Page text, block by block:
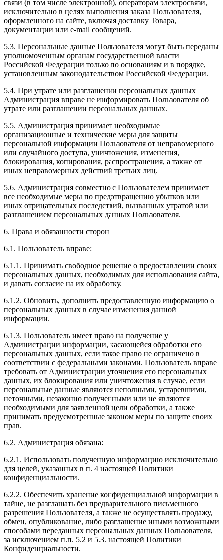
связи (в том числе электронной), операторам электросвязи,
исключительно в целях выполнения заказа Пользователя,
оформленного на сайте, включая доставку Товара,
документации или e-mail сообщений.
5.3. Персональные данные Пользователя могут быть переданы
уполномоченным органам государственной власти
Российской Федерации только по основаниям и в порядке,
установленным законодательством Российской Федерации.
5.4. При утрате или разглашении персональных данных
Администрация вправе не информировать Пользователя об
утрате или разглашении персональных данных.
5.5. Администрация принимает необходимые
организационные и технические меры для защиты
персональной информации Пользователя от неправомерного
или случайного доступа, уничтожения, изменения,
блокирования, копирования, распространения, а также от
иных неправомерных действий третьих лиц.
5.6. Администрация совместно с Пользователем принимает
все необходимые меры по предотвращению убытков или
иных отрицательных последствий, вызванных утратой или
разглашением персональных данных Пользователя.
6. Права и обязанности сторон
6.1. Пользователь вправе:
6.1.1. Принимать свободное решение о предоставлении своих
персональных данных, необходимых для использования сайта,
и давать согласие на их обработку.
6.1.2. Обновить, дополнить предоставленную информацию о
персональных данных в случае изменения данной
информации.
6.1.3. Пользователь имеет право на получение у
Администрации информации, касающейся обработки его
персональных данных, если такое право не ограничено в
соответствии с федеральными законами. Пользователь вправе
требовать от Администрации уточнения его персональных
данных, их блокирования или уничтожения в случае, если
персональные данные являются неполными, устаревшими,
неточными, незаконно полученными или не являются
необходимыми для заявленной цели обработки, а также
принимать предусмотренные законом меры по защите своих
прав.
6.2. Администрация обязана:
6.2.1. Использовать полученную информацию исключительно
для целей, указанных в п. 4 настоящей Политики
конфиденциальности.
6.2.2. Обеспечить хранение конфиденциальной информации в
тайне, не разглашать без предварительного письменного
разрешения Пользователя, а также не осуществлять продажу,
обмен, опубликование, либо разглашение иными возможными
способами переданных персональных данных Пользователя,
за исключением п.п. 5.2 и 5.3. настоящей Политики
Конфиденциальности.